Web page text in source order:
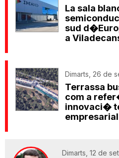
La sala
sud
a
Dimarts, 26 de
Terrassa
com a
innovaci�
empresarial
Dimarts, 12 de